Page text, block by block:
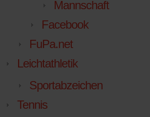
Mannschaft
Facebook
FuPa.net
Leichtathletik
Sportabzeichen
Tennis